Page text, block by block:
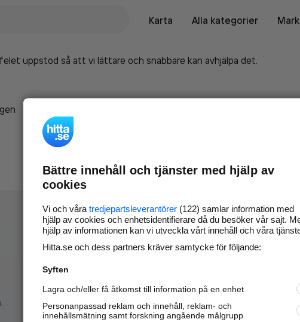
Karta
Alla kategorier
uppstod så att vi lättare och snabbare kan avhjälpa det.
Marknadsför företaget på
nya kunder och
samarbetspartners nära dig.
Läs mer här
Bättre innehåll och tjänster med hjälp av
cookies
Vi och våra tredjepartsleverantörer (122) samlar information med
hjälp av cookies och enhetsidentifierare då du besöker vår sajt.
hjälp av informationen kan vi utveckla vårt innehåll och våra
Hitta.se och dess partners kräver samtycke för följande:
Syften
Lagra och/eller få åtkomst till information på en enhet
Personanpassad reklam och innehåll, reklam- och
innehållsmätning samt forskning angående målgrupp